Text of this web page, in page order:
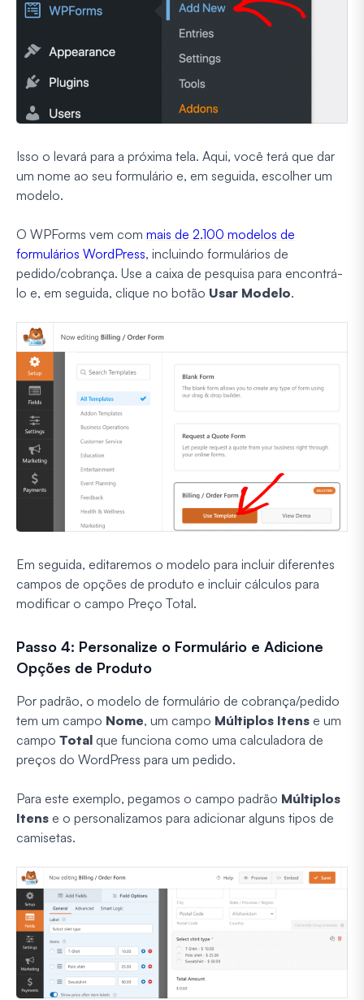
Isso o levará para a próxima tela. Aqui, você terá que dar
um nome ao seu formulário e, em seguida, escolher um
modelo.
O WPForms vem com mais de 2.100 modelos de
formulários WordPress, incluindo formulários de
pedido/cobrança. Use a caixa de pesquisa para encontrá-
lo e, em seguida, clique no botão Usar Modelo.
Em seguida, editaremos o modelo para incluir diferentes
campos de opções de produto e incluir cálculos para
modificar o campo Preço Total.
Passo 4: Personalize o Formulário e Adicione
Opções de Produto
Por padrão, o modelo de formulário de cobrança/pedido
tem um campo Nome, um campo Múltiplos Itens e um
campo Total que funciona como uma calculadora de
preços do WordPress para um pedido.
Para este exemplo, pegamos o campo padrão Múltiplos
Itens e o personalizamos para adicionar alguns tipos de
camisetas.